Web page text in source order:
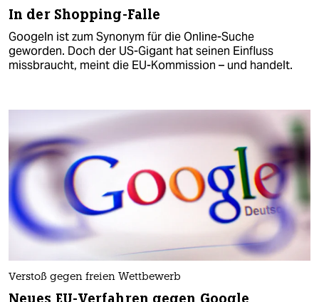
In der Shopping-Falle
Googeln ist zum Synonym für die Online-Suche
geworden. Doch der US-Gigant hat seinen Einfluss
missbraucht, meint die EU-Kommission – und handelt.
Verstoß gegen freien Wettbewerb